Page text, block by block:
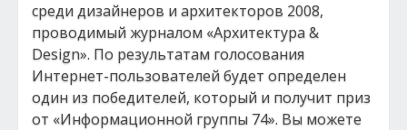
среди дизайнеров и архитекторов 2008,
проводимый журналом «Архитектура &
Design». По результатам голосования
Интернет-пользователей будет определен
один из победителей, который и получит приз
от «Информационной группы 74». Вы можете